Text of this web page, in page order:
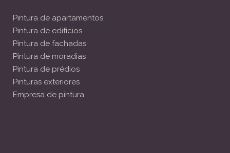
Pintura de apartamentos
Pintura de edifícios
Pintura de fachadas
Pintura de moradias
Pintura de prédios
Pinturas exteriores
Empresa de pintura